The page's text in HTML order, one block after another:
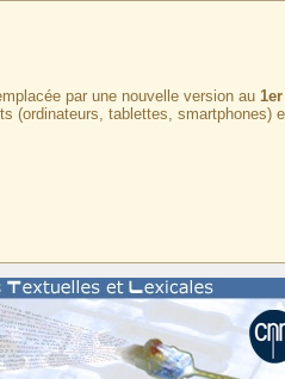
par une nouvelle version au 1er
(ordinateurs, tablettes, smartphones)